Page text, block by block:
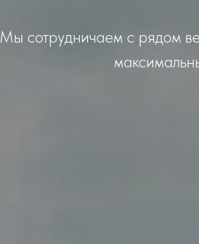
Мы сотрудничаем с рядом